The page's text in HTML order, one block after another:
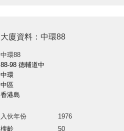
大廈資料：中環88
中環88
88-98 德輔道中
中環
中區
香港島
入伙年份
1976
樓齡
50